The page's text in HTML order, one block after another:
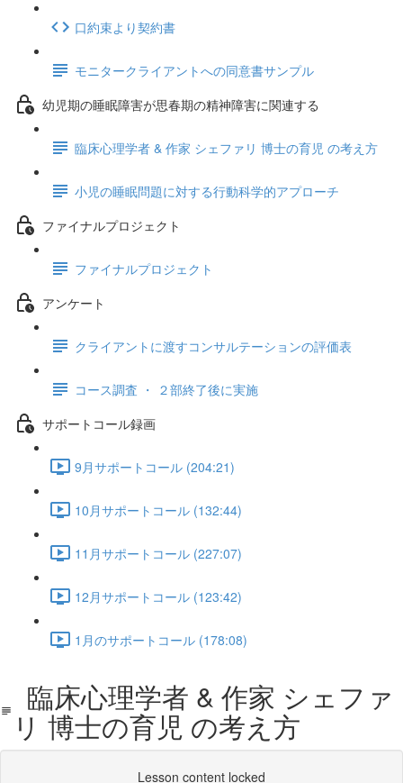
口約束より契約書
モニタークライアントへの同意書サンプル
幼児期の睡眠障害が思春期の精神障害に関連する
臨床心理学者 & 作家 シェファリ 博士の育児 の考え方
小児の睡眠問題に対する行動科学的アプローチ
ファイナルプロジェクト
ファイナルプロジェクト
アンケート
クライアントに渡すコンサルテーションの評価表
コース調査 ・ ２部終了後に実施
サポートコール録画
9月サポートコール (204:21)
10月サポートコール (132:44)
11月サポートコール (227:07)
12月サポートコール (123:42)
1月のサポートコール (178:08)
臨床心理学者 & 作家 シェファ
リ 博士の育児 の考え方
Lesson content locked